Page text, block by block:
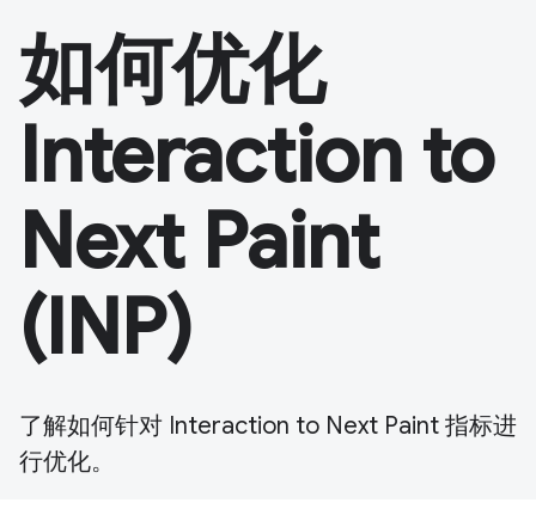
如何优化
Interaction to
Next Paint
(INP)
了解如何针对 Interaction to Next Paint 指标进
行优化。